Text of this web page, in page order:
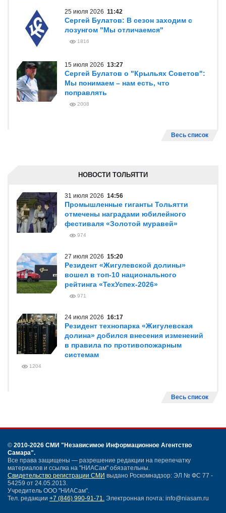
25 июля 2026 11:42
Сергей Булатов: В сезон заходим с
лозунгом "Мы отличаемся"
1816
15 июля 2026 13:27
Сергей Булатов о "Крыльях Советов":
Мы понимаем – нам есть, что
поправлять
2008
Весь список
НОВОСТИ ТОЛЬЯТТИ
31 июля 2026 14:56
Промышленные гиганты Тольятти
отмечены наградами юбилейного
фестиваля «Золотой муравей»
974
27 июля 2026 15:20
Резидент «Жигулевской долины»
вошел в топ-10 национального
рейтинга «ТехУспех-2026»
971
24 июля 2026 16:17
Резидент технопарка «Жигулевская
долина» добился внесения изменений
в правила по противопожарным
системам
1204
Весь список
© 2010-2026 СМИ "Независимое Информационное Агентство
Самара".
Все права защищены — разрешение редакции на перепечатку
материалов и ссылка на "НИАСам" обязательны.
Свидетельство регистрации СМИ выдано Роскомнадзор: ЭЛ № ФС 77 -
54259 от 24.05.2013.
Учредитель ООО "НИАСам".
Тел. редакции +7 (846) 990-91-71. Электронная почта: info@niasam.ru